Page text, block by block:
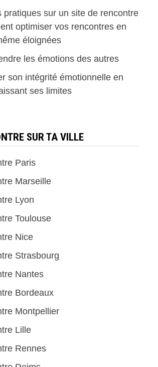
pratiques sur un site de rencontre
optimiser vos rencontres en
éloignées
les émotions des autres
son intégrité émotionnelle en
ses limites
SUR TA VILLE
Paris
Marseille
Lyon
Toulouse
Nice
Strasbourg
Nantes
Bordeaux
Montpellier
Lille
Rennes